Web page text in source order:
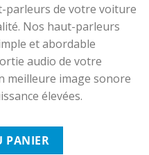
parleurs de votre voiture
Nos haut-parleurs
et abordable
audio de votre
meilleure image sonore
élevées.
haut-Parleurs 13 CM (PAIRE)
PANIER